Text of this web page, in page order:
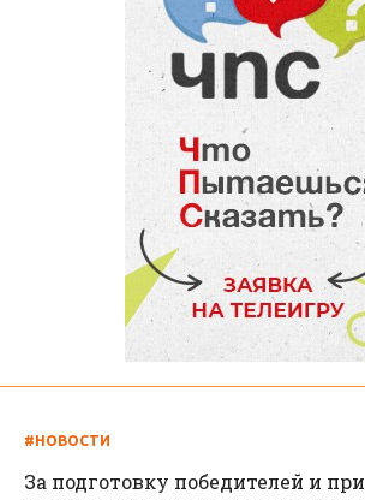
#НОВОСТИ
За подготовку победителей и